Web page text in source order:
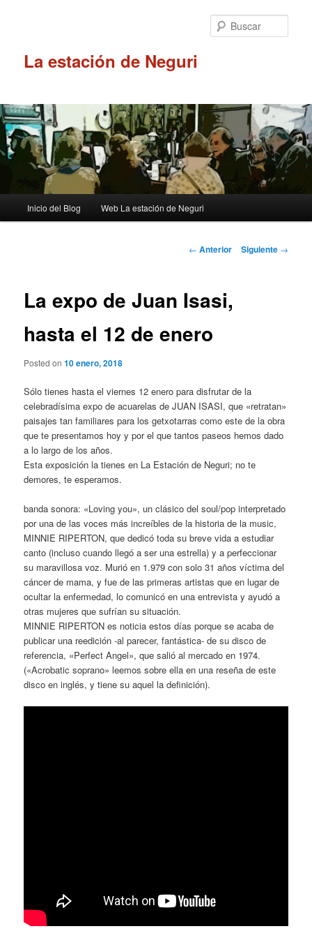
La estación de Neguri
principal
Inicio del Blog Web La estación de Neguri
Navegación
← Anterior Siguiente →
La expo de Juan Isasi,
hasta el 12 de enero
Posted on10 enero, 2018
Sólo tienes hasta el viernes 12 enero para disfrutar de la
celebradísima expo de acuarelas de JUAN ISASI, que «retratan»
paisajes tan familiares para los getxotarras como este de la obra
que te presentamos hoy y por el que tantos paseos hemos dado
a lo largo de los años.
Esta exposición la tienes en La Estación de Neguri; no te
demores, te esperamos.
banda sonora: «Loving you», un clásico del soul/pop interpretado
por una de las voces más increíbles de la historia de la music,
MINNIE RIPERTON, que dedicó toda su breve vida a estudiar
canto (incluso cuando llegó a ser una estrella) y a perfeccionar
su maravillosa voz. Murió en 1.979 con solo 31 años víctima del
cáncer de mama, y fue de las primeras artistas que en lugar de
ocultar la enfermedad, lo comunicó en una entrevista y ayudó a
otras mujeres que sufrían su situación.
MINNIE RIPERTON es noticia estos días porque se acaba de
publicar una reedición -al parecer, fantástica- de su disco de
referencia, «Perfect Angel», que salió al mercado en 1974.
(«Acrobatic soprano» leemos sobre ella en una reseña de este
disco en inglés, y tiene su aquel la definición).